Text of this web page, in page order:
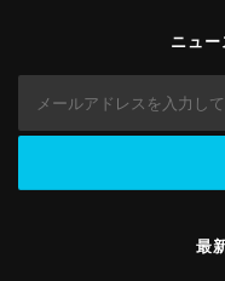
ニュー
最